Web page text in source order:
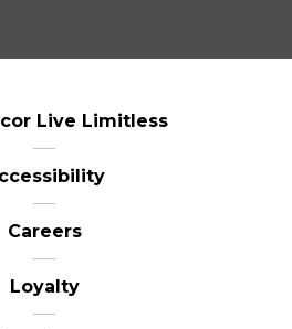
Live Limitless
Careers
Loyalty